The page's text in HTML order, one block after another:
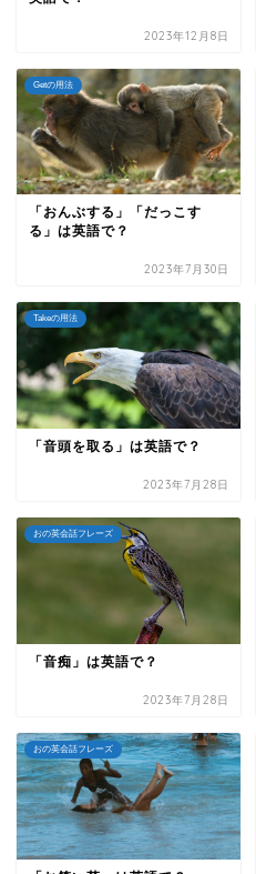
2023年12月8日
Getの用法
「おんぶする」「だっこす
る」は英語で？
2023年7月30日
Takeの用法
「音頭を取る」は英語で？
2023年7月28日
おの英会話フレーズ
「音痴」は英語で？
2023年7月28日
おの英会話フレーズ